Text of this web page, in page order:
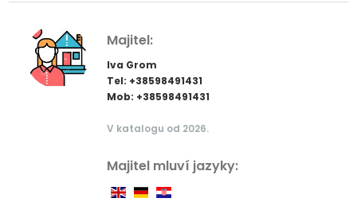
Majitel:
Iva Grom
Tel: +38598491431
Mob: +38598491431
V katalogu od 2026.
Majitel mluví jazyky: